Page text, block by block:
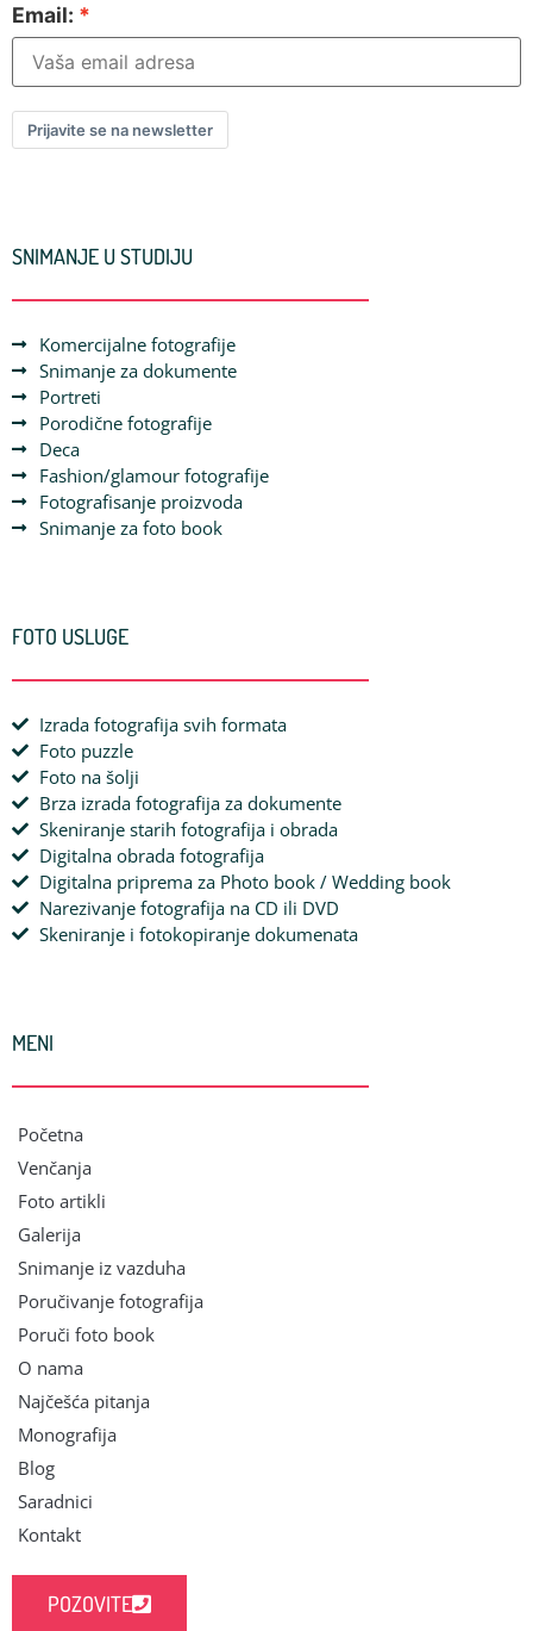
Email:
Prijavite se na newsletter
SNIMANJE U STUDIJU
Komercijalne fotografije
Snimanje za dokumente
Portreti
Porodične fotografije
Deca
Fashion/glamour fotografije
Fotografisanje proizvoda
Snimanje za foto book
FOTO USLUGE
Izrada fotografija svih formata
Foto puzzle
Foto na šolji
Brza izrada fotografija za dokumente
Skeniranje starih fotografija i obrada
Digitalna obrada fotografija
Digitalna priprema za Photo book / Wedding book
Narezivanje fotografija na CD ili DVD
Skeniranje i fotokopiranje dokumenata
MENI
Početna
Venčanja
Foto artikli
Galerija
Snimanje iz vazduha
Poručivanje fotografija
Poruči foto book
O nama
Najčešća pitanja
Monografija
Blog
Saradnici
Kontakt
POZOVITE